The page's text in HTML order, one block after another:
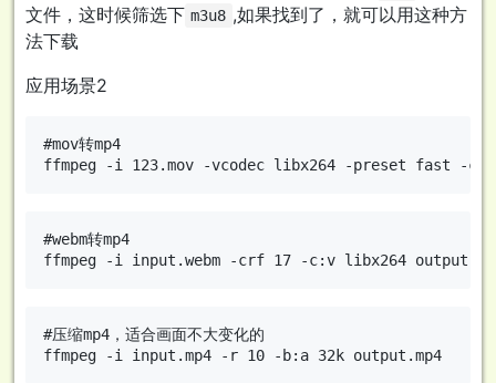
文件，这时候筛选下 m3u8 ,如果找到了，就可以用这种方
法下载
应用场景2
#mov转mp4
#webm转mp4
#压缩mp4，适合画面不大变化的